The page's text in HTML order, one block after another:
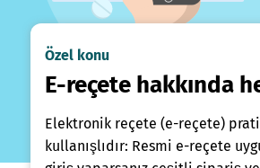
Özel konu
E-reçete hakkında
Elektronik reçete (e-reçete)
kullanışlıdır: Resmi e-reçete